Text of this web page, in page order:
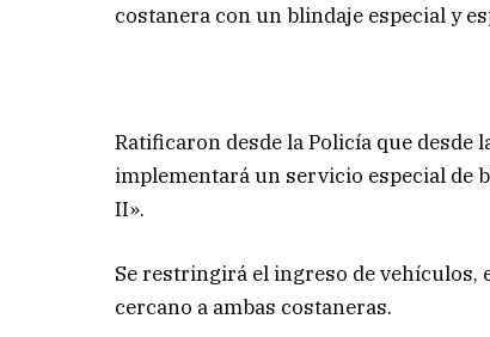
costanera con un blindaje especial y
Ratificaron desde la Policía que desde
implementará un servicio especial de
II».
Se restringirá el ingreso de vehículos,
cercano a ambas costaneras.